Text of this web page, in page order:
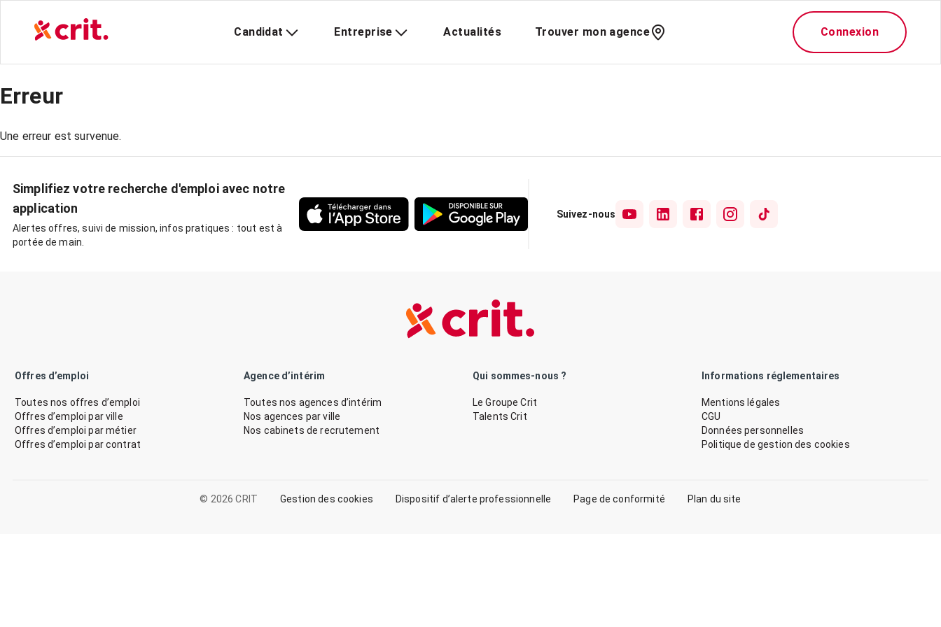
Candidat Entreprise Actualités Trouver mon agence Connexion
Erreur
Une erreur est survenue.
Simplifiez votre recherche d'emploi avec notre
application
Alertes offres, suivi de mission, infos pratiques : tout est à
portée de main.
Suivez-nous
Offres d’emploi
Toutes nos offres d’emploi
Offres d’emploi par ville
Offres d’emploi par métier
Offres d’emploi par contrat
Agence d’intérim
Toutes nos agences d’intérim
Nos agences par ville
Nos cabinets de recrutement
Qui sommes-nous ?
Le Groupe Crit
Talents Crit
Informations réglementaires
Mentions légales
CGU
Données personnelles
Politique de gestion des cookies
© 2026 CRIT Gestion des cookies Dispositif d’alerte professionnelle Page de conformité Plan du site